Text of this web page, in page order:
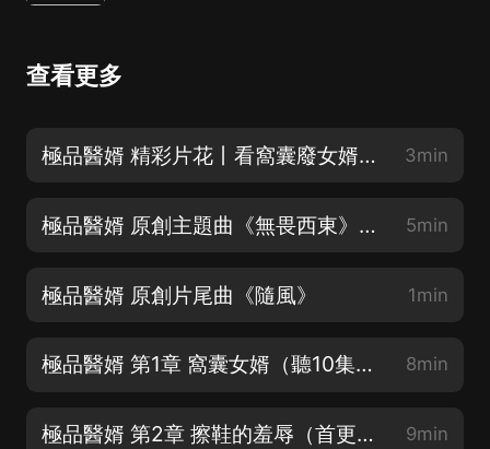
查看更多
極品醫婿 精彩片花丨看窩囊廢女婿如何一路開掛，人人豔羨！ 3min
極品醫婿 原創主題曲《無畏西東》（本歌曲已申請獲得版權） 5min
極品醫婿 原創片尾曲《隨風》 1min
極品醫婿 第1章 窩囊女婿（聽10集必上癮，不信你試試！） 8min
極品醫婿 第2章 擦鞋的羞辱（首更50集，爆更5天 每日10集） 9min